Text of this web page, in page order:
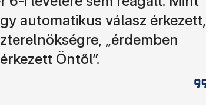
automatikus válasz érkezett,
„érdemben
Öntől”.